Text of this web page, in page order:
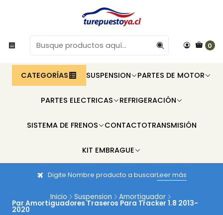
0
CATEGORÍAS SUSPENSION PARTES DE MOTOR
PARTES ELECTRICAS REFRIGERACIÓN
SISTEMA DE FRENOS CONTACTOTRANSMISIÓN
KIT EMBRAGUE
Digite Nombre producto a buscarLeer más
Inicio Suspension Amortiguador
Par Amortiguadores Traseros Para Tracker 1.8 2013-
2020